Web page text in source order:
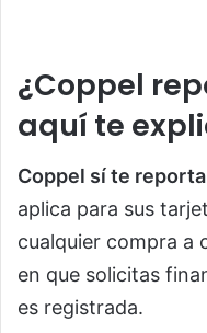
¿Coppel
aquí te
Coppel sí te
aplica para sus
cualquier compra a
en que solicitas
es registrada.